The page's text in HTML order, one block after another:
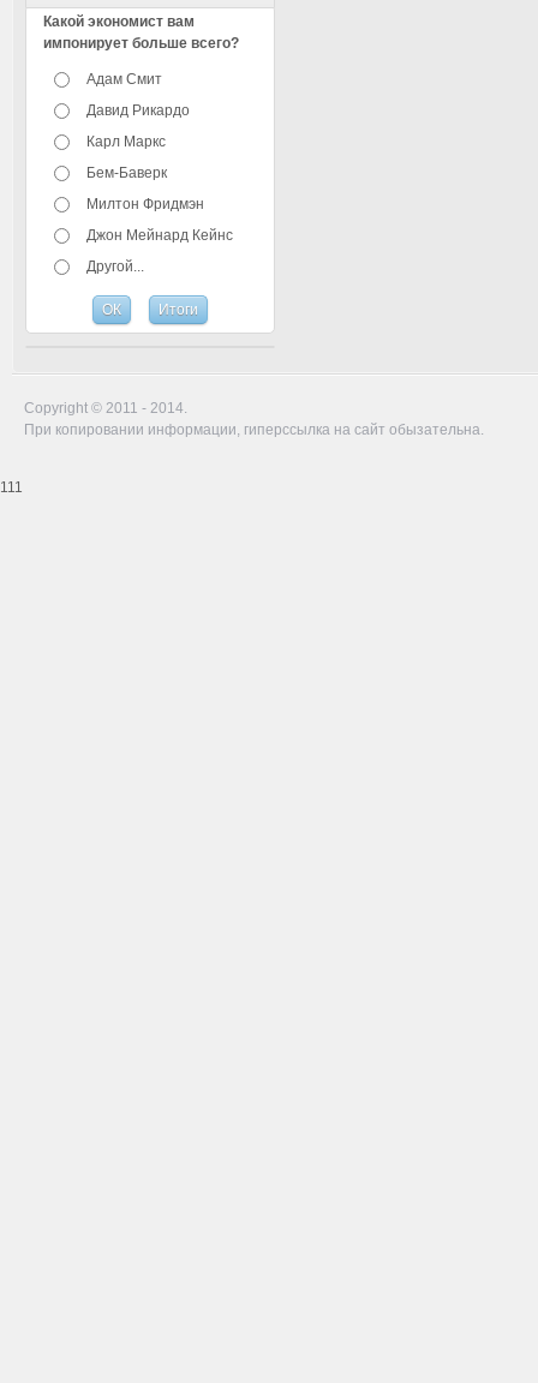
Какой экономист вам
импонирует больше всего?
Адам Смит
Давид Рикардо
Карл Маркс
Бем-Баверк
Милтон Фридмэн
Джон Мейнард Кейнс
Другой...
Copyright © 2011 - 2014.
При копировании информации, гиперссылка на сайт обызательна.
111